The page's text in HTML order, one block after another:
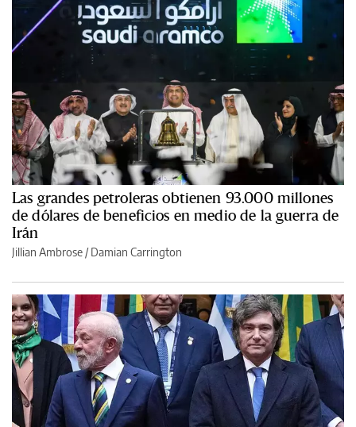
Las grandes petroleras obtienen 93.000 millones
de dólares de beneficios en medio de la guerra de
Irán
Jillian Ambrose / Damian Carrington